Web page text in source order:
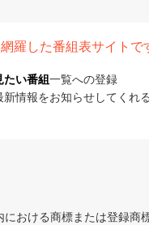
羅した番組表サイトで
たい番組 一覧への登録
情報をお知らせしてくれる
おける商標または登録商